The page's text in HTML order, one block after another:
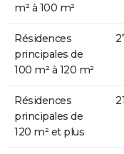
m² à 100 m²
Résidences
principales de
100 m² à 120 m²
Résidences
principales de
120 m² et plus
21